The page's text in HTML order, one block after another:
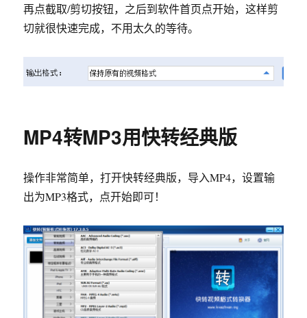
再点截取/剪切按钮，之后到软件首页点开始，这样剪
切就很快速完成，不用太久的等待。
MP4转MP3用快转经典版
操作非常简单，打开快转经典版，导入MP4，设置输
出为MP3格式，点开始即可！